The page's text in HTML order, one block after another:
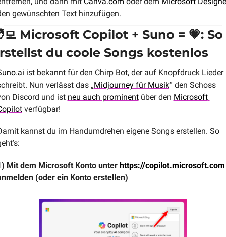
gewünschten Text hinzufügen.
Microsoft Copilot + Suno = 💗: So
du coole Songs kostenlos
ist bekannt für den Chirp Bot, der auf Knopfdruck Lieder
Nun verlässt das „Midjourney für Musik“ den Schoss
Discord und ist neu auch prominent über den Microsoft
verfügbar!
kannst du im Handumdrehen eigene Songs erstellen. So
Mit dem Microsoft Konto unter https://copilot.microsoft.com
(oder ein Konto erstellen)